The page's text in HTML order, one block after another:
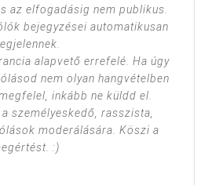
az elfogadásig nem publikus.
bejegyzései automatikusan
alapvető errefelé. Ha úgy
nem olyan hangvételben
inkább ne küldd el.
személyeskedő, rasszista,
moderálására. Köszi a
:)